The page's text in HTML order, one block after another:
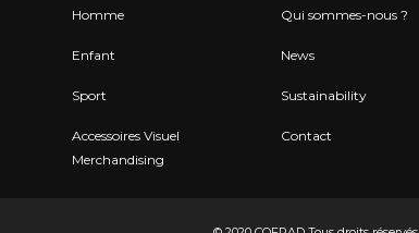
Homme
Enfant
Sport
Accessoires Visuel
Merchandising
Qui sommes-nous ?
News
Sustainability
Contact